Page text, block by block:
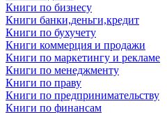
Книги по бизнесу
Книги банки,деньги,кредит
Книги по бухучету
Книги коммерция и продажи
Книги по маркетингу и рекламе
Книги по менеджменту
Книги по праву
Книги по предпринимательству
Книги по финансам